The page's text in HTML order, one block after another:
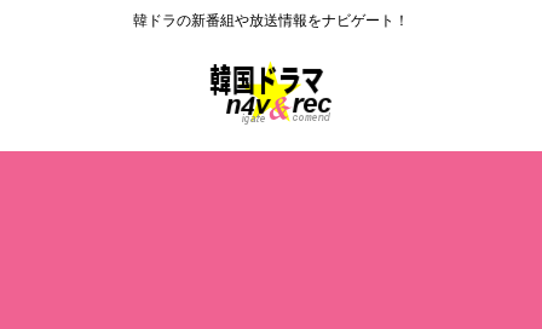
韓ドラの新番組や放送情報をナビゲート！